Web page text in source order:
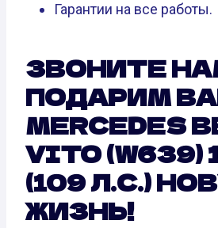
Гарантии на все работы.
ЗВОНИТЕ
ПОДАРИМ
MERCEDES
VITO (W639)
(109 Л.С.)
ЖИЗНЬ!